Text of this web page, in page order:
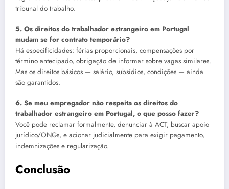
tribunal do trabalho.
5. Os direitos do trabalhador estrangeiro em Portugal
mudam se for contrato temporário?
Há especificidades: férias proporcionais, compensações por
término antecipado, obrigação de informar sobre vagas similares.
Mas os direitos básicos — salário, subsídios, condições — ainda
são garantidos.
6. Se meu empregador não respeita os direitos do
trabalhador estrangeiro em Portugal, o que posso fazer?
Você pode reclamar formalmente, denunciar à ACT, buscar apoio
jurídico/ONGs, e acionar judicialmente para exigir pagamento,
indemnizações e regularização.
Conclusão